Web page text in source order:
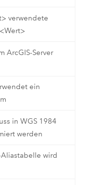
verwendete
ArcGIS-Server
ein
in WGS 1984
werden
wird